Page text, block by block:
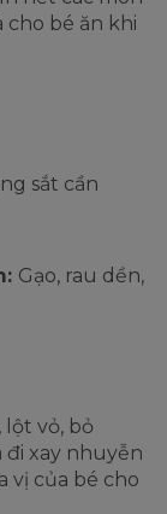
bé ăn khi
sắt cần
Gạo, rau dền,
lột vỏ, bỏ
đi xay nhuyễn
vị của bé cho